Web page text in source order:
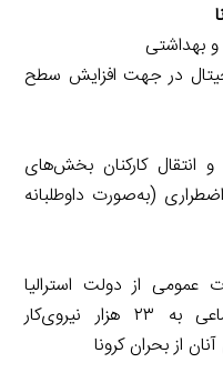
بهداشتی
در جهت افزایش سطح
و انتقال کارکنان بخش‌های
(به‌صورت داوطلبانه
از دولت استرالیا
برای ارائۀ حمایت‌های اجتماعی به ۲۳ هزار نیروی‌کار
از بحران کرونا